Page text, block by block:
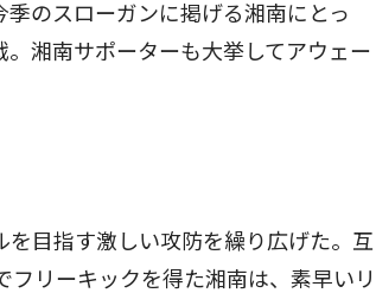
のスローガンに掲げる湘南にとっ
湘南サポーターも大挙してアウェー
目指す激しい攻防を繰り広げた。互
リーキックを得た湘南は、素早いリ